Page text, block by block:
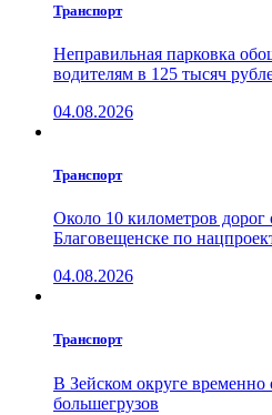
Транспорт
Неправильная парковка
водителям в 125 тысяч
04.08.2026
Транспорт
Около 10 километров
Благовещенске по
04.08.2026
Транспорт
В Зейском округе временно
большегрузов